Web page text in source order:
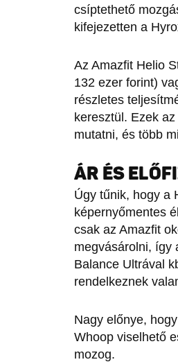
csíptethető
kifejezetten a
Az Amazfit Helio
132 ezer forint)
részletes
keresztül. Ezek
mutatni, és több
ÁR ÉS
Úgy tűnik, hogy a
képernyőmentes
csak az Amazfit
megvásárolni, így
Balance Ultrával
rendelkeznek
Nagy előnye,
Whoop viselhető
mozog.